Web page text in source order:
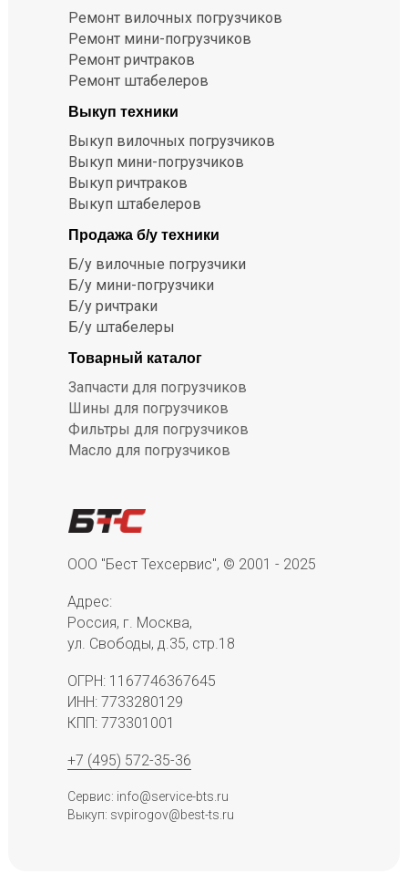
Ремонт вилочных погрузчиков
Ремонт мини-погрузчиков
Ремонт ричтраков
Ремонт штабелеров
Выкуп техники
Выкуп вилочных погрузчиков
Выкуп мини-погрузчиков
Выкуп ричтраков
Выкуп штабелеров
Продажа б/у техники
Б/у вилочные погрузчики
Б/у мини-погрузчики
Б/у ричтраки
Б/у штабелеры
Товарный каталог
Запчасти для погрузчиков
Шины для погрузчиков
Фильтры для погрузчиков
Масло для погрузчиков
ООО "Бест Техсервис", © 2001 - 2025
Адрес:
Россия, г. Москва,
ул. Свободы, д.35, стр.18
ОГРН: 1167746367645
ИНН: 7733280129
КПП: 773301001
+7 (495) 572-35-36
Сервис: info@service-bts.ru
Выкуп: svpirogov@best-ts.ru